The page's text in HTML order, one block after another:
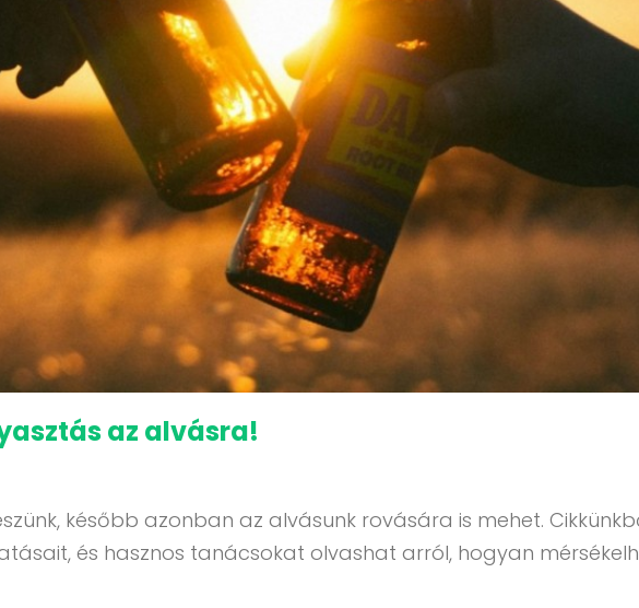
az alvásra!
később azonban az alvásunk rovására is mehet.
és hasznos tanácsokat olvashat arról, hogyan